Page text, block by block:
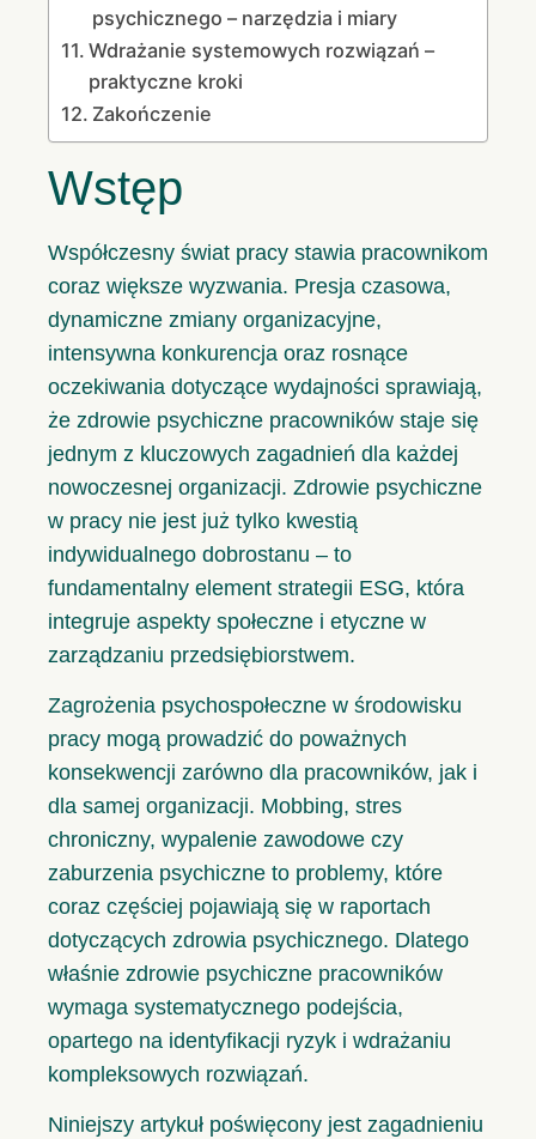
psychicznego – narzędzia i miary
Wdrażanie systemowych rozwiązań –
praktyczne kroki
Zakończenie
Wstęp
Współczesny świat pracy stawia pracownikom
coraz większe wyzwania. Presja czasowa,
dynamiczne zmiany organizacyjne,
intensywna konkurencja oraz rosnące
oczekiwania dotyczące wydajności sprawiają,
że zdrowie psychiczne pracowników staje się
jednym z kluczowych zagadnień dla każdej
nowoczesnej organizacji. Zdrowie psychiczne
w pracy nie jest już tylko kwestią
indywidualnego dobrostanu – to
fundamentalny element strategii ESG, która
integruje aspekty społeczne i etyczne w
zarządzaniu przedsiębiorstwem.
Zagrożenia psychospołeczne w środowisku
pracy mogą prowadzić do poważnych
konsekwencji zarówno dla pracowników, jak i
dla samej organizacji. Mobbing, stres
chroniczny, wypalenie zawodowe czy
zaburzenia psychiczne to problemy, które
coraz częściej pojawiają się w raportach
dotyczących zdrowia psychicznego. Dlatego
właśnie zdrowie psychiczne pracowników
wymaga systematycznego podejścia,
opartego na identyfikacji ryzyk i wdrażaniu
kompleksowych rozwiązań.
Niniejszy artykuł poświęcony jest zagadnieniu